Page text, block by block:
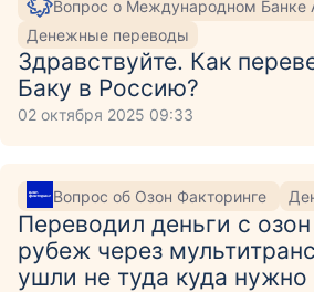
Вопрос о Международном Банке
Денежные переводы
Здравствуйте. Как
Баку в Россию?
02 октября 2025 09:33
Вопрос об Озон Факторинге
Переводил деньги с озон
рубеж через
ушли не туда куда нужно